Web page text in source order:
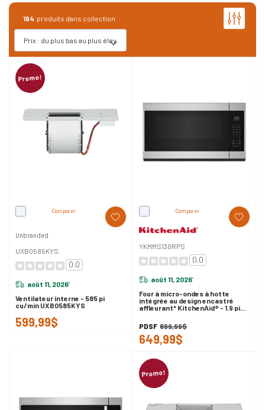
194 produits dans collection
Promo!
Comparer
Unbranded
UXB0585KYS
0.0
août 11, 2026*
Ventilateur interne - 585 pi
cu/min UXB0585KYS
599,99$
Comparer
YKMMS130RPS
0.0
août 11, 2026*
Four à micro-ondes à hotte
intégrée au design encastré
affleurant* KitchenAid® - 1.9 pi
PDSF 699,99$
649,99$
Promo!